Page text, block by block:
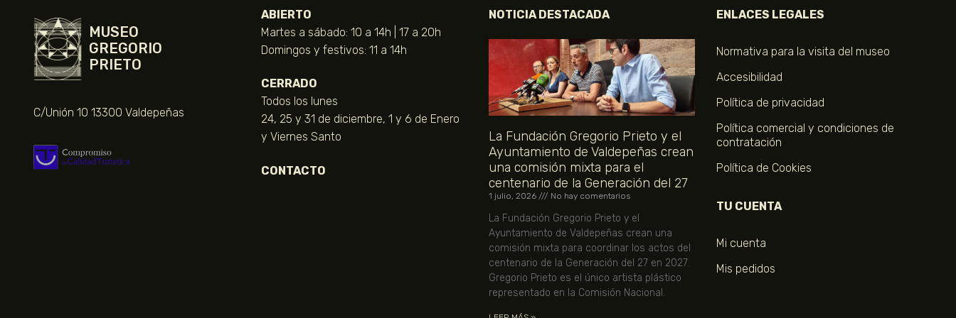
MUSEO
GREGORIO
PRIETO
C/Unión 10 13300 Valdepeñas
ABIERTO
Martes a sábado: 10 a 14h | 17 a 20h
Domingos y festivos: 11 a 14h
CERRADO
Todos los lunes
24, 25 y 31 de diciembre, 1 y 6 de Enero
y Viernes Santo
CONTACTO
NOTICIA DESTACADA
La Fundación Gregorio Prieto y el
Ayuntamiento de Valdepeñas crean
una comisión mixta para el
centenario de la Generación del 27
1 julio, 2026 No hay comentarios
La Fundación Gregorio Prieto y el
Ayuntamiento de Valdepeñas crean una
comisión mixta para coordinar los actos del
centenario de la Generación del 27 en 2027.
Gregorio Prieto es el único artista plástico
representado en la Comisión Nacional.
ENLACES LEGALES
Normativa para la visita del museo
Accesibilidad
Política de privacidad
Política comercial y condiciones de
contratación
Política de Cookies
TU CUENTA
Mi cuenta
Mis pedidos